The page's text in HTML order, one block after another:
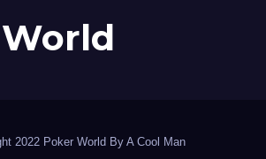
2022 Poker World By A Cool Man